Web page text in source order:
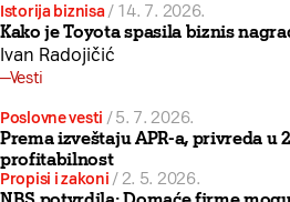
Istorija biznisa / 14. 7. 2026.
Kako je Toyota spasila biznis
Ivan Radojičić
Vesti
Poslovne vesti /5. 7. 2026.
Prema izveštaju APR-a, privreda u
profitabilnost
Propisi i zakoni /2. 5. 2026.